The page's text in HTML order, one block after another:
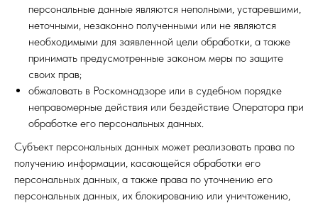
персональные данные являются неполными, устаревшими,
неточными, незаконно полученными или не являются
необходимыми для заявленной цели обработки, а также
принимать предусмотренные законом меры по защите
своих прав;
обжаловать в Роскомнадзоре или в судебном порядке
неправомерные действия или бездействие Оператора при
обработке его персональных данных.
Субъект персональных данных может реализовать права по
получению информации, касающейся обработки его
персональных данных, а также права по уточнению его
персональных данных, их блокированию или уничтожению,